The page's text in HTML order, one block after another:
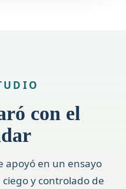
con el
apoyó en un ensayo
y controlado de